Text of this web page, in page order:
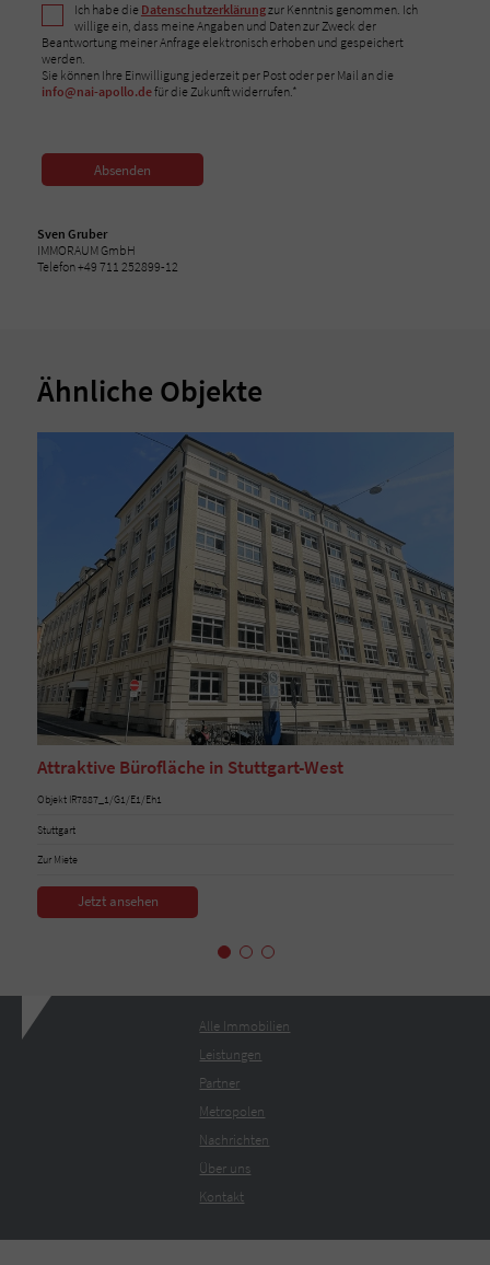
Ich habe die Datenschutzerklärungzur Kenntnis genommen. Ich
willige ein, dass meine Angaben und Daten zur Zweck der
Beantwortung meiner Anfrage elektronisch erhoben und gespeichert
werden.
Sie können Ihre Einwilligung jederzeit per Post oder per Mail an die
info@nai-apollo.defür die Zukunft widerrufen.*
Absenden
Sven Gruber
IMMORAUM GmbH
Telefon +49 711 252899-12
Ähnliche Objekte
Attraktive Bürofläche in Stuttgart-West
Objekt IR7887_1/G1/E1/Eh1
Stuttgart
Zur Miete
Jetzt ansehen
Alle Immobilien
Leistungen
Partner
Metropolen
Nachrichten
Über uns
Kontakt